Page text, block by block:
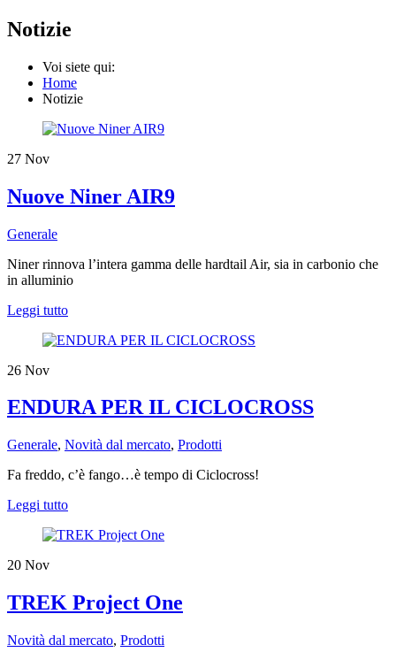
Notizie
Voi siete qui:
Home
Notizie
27 Nov
​Nuove Niner AIR9
Generale
Niner rinnova l’intera gamma delle hardtail Air, sia in carbonio che
in alluminio
Leggi tutto
26 Nov
ENDURA PER IL CICLOCROSS
Generale, Novità dal mercato, Prodotti
Fa freddo, c’è fango…è tempo di Ciclocross!
Leggi tutto
20 Nov
TREK Project One
Novità dal mercato, Prodotti